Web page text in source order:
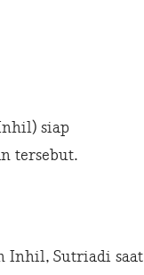
siap
tersebut.
Inhil, Sutriadi saat